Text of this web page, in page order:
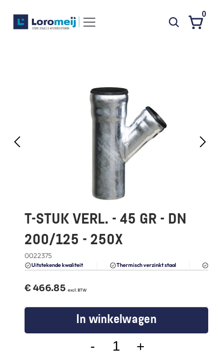
FAQ
Blogs
0
T-STUK VERL. - 45 GR - DN
200/125 - 250X
0022375
Uitstekende kwaliteit Thermisch verzinkt staal
€ 466.85
  excl. BTW
In winkelwagen
- +